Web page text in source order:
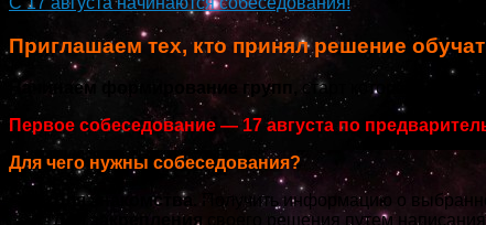
Приглашаем тех, кто принял решение
Начинаем формирование групп,
старт которых,
Первое собеседование — 17 августа по
Для чего нужны собеседования?
Для знакомства.
Получить информацию о
Для закрепления
своего решения путем